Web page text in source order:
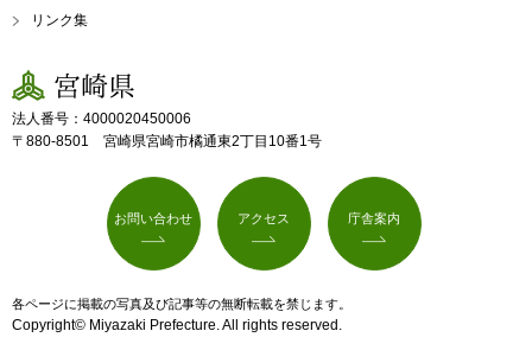
リンク集
宮崎県
法人番号：4000020450006
〒880-8501 宮崎県宮崎市橘通東2丁目10番1号
お問い合わせ アクセス 庁舎案内
各ページに掲載の写真及び記事等の無断転載を禁じます。
Copyright© Miyazaki Prefecture. All rights reserved.